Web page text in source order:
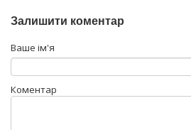
Залишити коментар
Ваше ім'я
Коментар